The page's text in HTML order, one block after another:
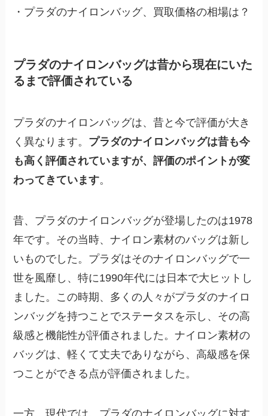
・プラダのナイロンバッグ、買取価格の相場は？
プラダのナイロンバッグは昔から現在にいた
るまで評価されている
プラダのナイロンバッグは、昔と今で評価が大き
く異なります。 プラダのナイロンバッグは昔も今
も高く評価されていますが、評価のポイントが変
わってきています。
昔、プラダのナイロンバッグが登場したのは1978
年です。その当時、ナイロン素材のバッグは新し
いものでした。プラダはそのナイロンバッグで一
世を風靡し、特に1990年代には日本で大ヒットし
ました。この時期、多くの人々がプラダのナイロ
ンバッグを持つことでステータスを示し、その高
級感と機能性が評価されました。ナイロン素材の
バッグは、軽くて丈夫でありながら、高級感を保
つことができる点が評価されました。